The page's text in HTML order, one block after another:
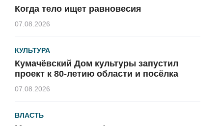
Когда тело ищет равновесия
07.08.2026
КУЛЬТУРА
Кумачёвский Дом культуры запустил
проект к 80-летию области и посёлка
07.08.2026
ВЛАСТЬ